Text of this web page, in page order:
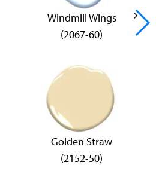
Windmill Wings
(2067-60)
Golden Straw
(2152-50)